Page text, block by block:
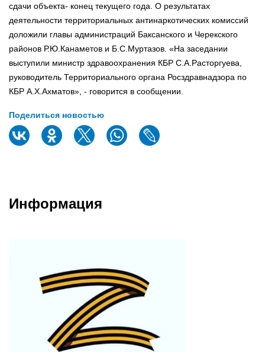
сдачи объекта- конец текущего года. О результатах
деятельности территориальных антинаркотических комиссий
доложили главы администраций Баксанского и Черекского
районов Р.Ю.Канаметов и Б.С.Муртазов. «На заседании
выступили министр здравоохранения КБР С.А.Расторгуева,
руководитель Территориального органа Росздравнадзора по
КБР А.Х.Ахматов», - говорится в сообщении.
Поделиться новостью
Информация